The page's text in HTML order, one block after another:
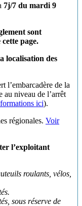
7j/7 du mardi 9
sont
page.
localisation des
l’embarcadère de la
niveau de l’arrêt
ici).
régionales. Voir
l’exploitant
roulants, vélos,
sous réserve de